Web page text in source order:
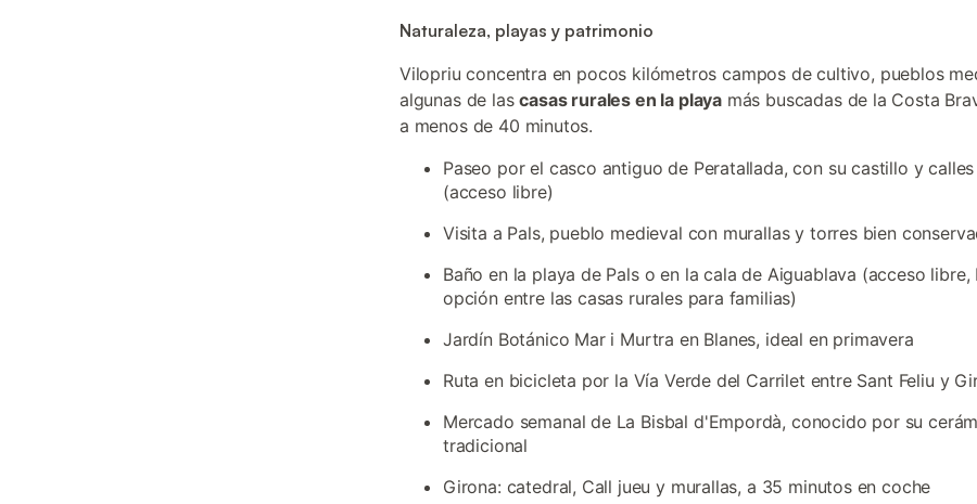
Naturaleza, playas y patrimonio
Vilopriu concentra en pocos kilómetros campos de cultivo, pueblos
algunas de lascasas rurales en la playamás buscadas de la Costa
a menos de 40 minutos.
Paseo por el casco antiguo de Peratallada, con su castillo y
(acceso libre)
Visita a Pals, pueblo medieval con murallas y torres bien
Baño en la playa de Pals o en la cala de Aiguablava (acceso libre,
opción entre las casas rurales para familias)
Jardín Botánico Mar i Murtra en Blanes, ideal en primavera
Ruta en bicicleta por la Vía Verde del Carrilet entre Sant Feliu y
Mercado semanal de La Bisbal d'Empordà, conocido por su
tradicional
Girona: catedral, Call jueu y murallas, a 35 minutos en coche